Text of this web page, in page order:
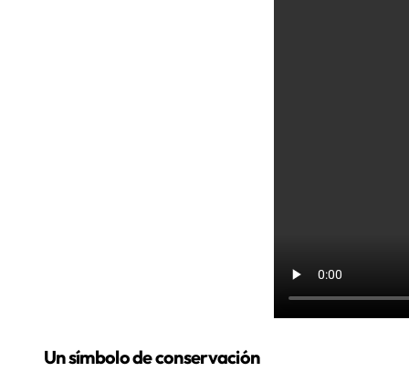
Un símbolo de conservación